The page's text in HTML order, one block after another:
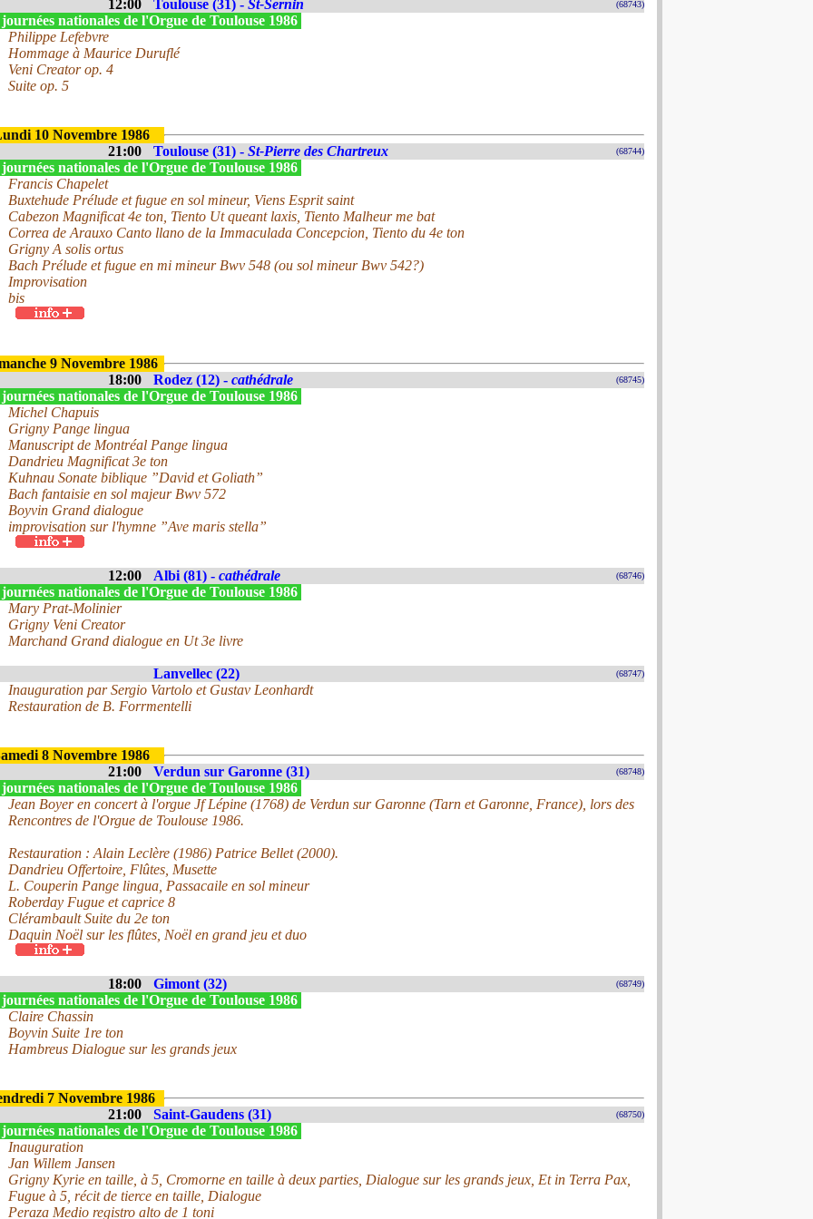
12:00
Toulouse (31) - St-Sernin (68743)
journées nationales de l'Orgue de Toulouse 1986
Philippe Lefebvre
Hommage à Maurice Duruflé
Veni Creator op. 4
Suite op. 5
10 Novembre 1986
21:00
Toulouse (31) - St-Pierre des Chartreux (68744)
journées nationales de l'Orgue de Toulouse 1986
Francis Chapelet
Buxtehude Prélude et fugue en sol mineur, Viens Esprit saint
Cabezon Magnificat 4e ton, Tiento Ut queant laxis, Tiento Malheur me bat
Correa de Arauxo Canto llano de la Immaculada Concepcion, Tiento du 4e ton
Grigny A solis ortus
Bach Prélude et fugue en mi mineur Bwv 548 (ou sol mineur Bwv 542?)
Improvisation
bis
9 Novembre 1986
18:00
Rodez (12) - cathédrale (68745)
journées nationales de l'Orgue de Toulouse 1986
Michel Chapuis
Grigny Pange lingua
Manuscript de Montréal Pange lingua
Dandrieu Magnificat 3e ton
Kuhnau Sonate biblique ”David et Goliath”
Bach fantaisie en sol majeur Bwv 572
Boyvin Grand dialogue
improvisation sur l'hymne ”Ave maris stella”
12:00 Albi (81) - cathédrale (68746)
journées nationales de l'Orgue de Toulouse 1986
Mary Prat-Molinier
Grigny Veni Creator
Marchand Grand dialogue en Ut 3e livre
Lanvellec (22) (68747)
Inauguration par Sergio Vartolo et Gustav Leonhardt
Restauration de B. Forrmentelli
8 Novembre 1986
21:00
Verdun sur Garonne (31) (68748)
journées nationales de l'Orgue de Toulouse 1986
Jean Boyer en concert à l'orgue Jf Lépine (1768) de Verdun sur Garonne (Tarn et Garonne, France), lors des
Rencontres de l'Orgue de Toulouse 1986.
Restauration : Alain Leclère (1986) Patrice Bellet (2000).
Dandrieu Offertoire, Flûtes, Musette
L. Couperin Pange lingua, Passacaile en sol mineur
Roberday Fugue et caprice 8
Clérambault Suite du 2e ton
Daquin Noël sur les flûtes, Noël en grand jeu et duo
18:00 Gimont (32) (68749)
journées nationales de l'Orgue de Toulouse 1986
Claire Chassin
Boyvin Suite 1re ton
Hambreus Dialogue sur les grands jeux
7 Novembre 1986
21:00
Saint-Gaudens (31) (68750)
journées nationales de l'Orgue de Toulouse 1986
Inauguration
Jan Willem Jansen
Grigny Kyrie en taille, à 5, Cromorne en taille à deux parties, Dialogue sur les grands jeux, Et in Terra Pax,
Fugue à 5, récit de tierce en taille, Dialogue
Peraza Medio registro alto de 1 toni